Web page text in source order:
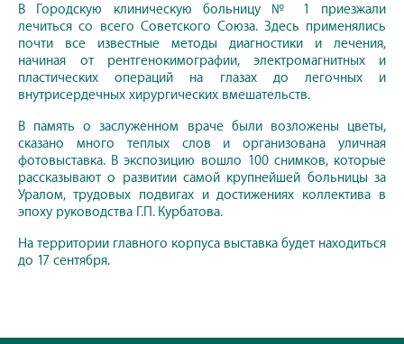
В Городскую клиническую больницу № 1 приезжали
лечиться со всего Советского Союза. Здесь применялись
почти все известные методы диагностики и лечения,
начиная от рентгенокимографии, электромагнитных и
пластических операций на глазах до легочных и
внутрисердечных хирургических вмешательств.
В память о заслуженном враче были возложены цветы,
сказано много теплых слов и организована уличная
фотовыставка. В экспозицию вошло 100 снимков, которые
рассказывают о развитии самой крупнейшей больницы за
Уралом, трудовых подвигах и достижениях коллектива в
эпоху руководства Г.П. Курбатова.
На территории главного корпуса выставка будет находиться
до 17 сентября.